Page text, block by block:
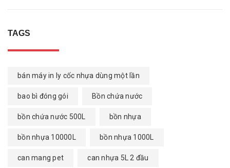
TAGS
bán máy in ly cốc nhựa dùng một lần
bao bì đóng gói Bồn chứa nước
bồn chứa nước 500L bồn nhựa
bồn nhựa 10000L bồn nhựa 1000L
can mang pet can nhựa 5L 2 đầu